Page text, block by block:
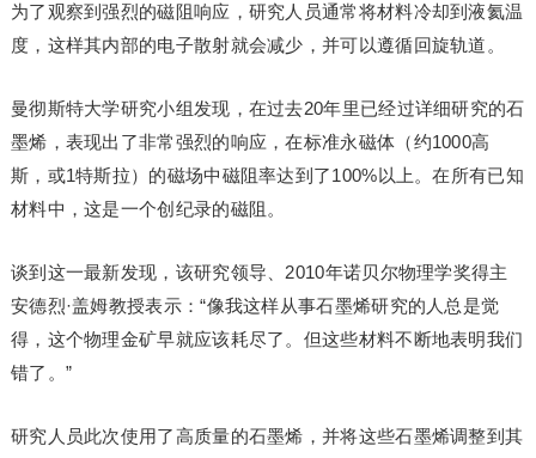
为了观察到强烈的磁阻响应，研究人员通常将材料冷却到液氦温
度，这样其内部的电子散射就会减少，并可以遵循回旋轨道。
曼彻斯特大学研究小组发现，在过去20年里已经过详细研究的石
墨烯，表现出了非常强烈的响应，在标准永磁体（约1000高
斯，或1特斯拉）的磁场中磁阻率达到了100%以上。在所有已知
材料中，这是一个创纪录的磁阻。
谈到这一最新发现，该研究领导、2010年诺贝尔物理学奖得主
安德烈·盖姆教授表示：“像我这样从事石墨烯研究的人总是觉
得，这个物理金矿早就应该耗尽了。但这些材料不断地表明我们
错了。”
研究人员此次使用了高质量的石墨烯，并将这些石墨烯调整到其